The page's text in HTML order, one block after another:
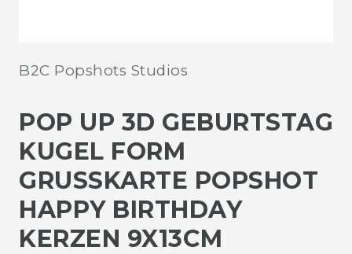
B2C Popshots Studios
POP UP 3D GEBURTSTAG
KUGEL FORM
GRUSSKARTE POPSHOT H
APPY BIRTHDAY K
ERZEN 9X13CM